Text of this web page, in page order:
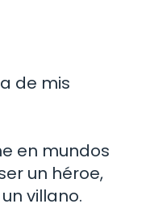
de mis
en mundos
un héroe,
villano.